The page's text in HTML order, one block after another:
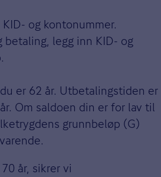
og kontonummer.
legg inn KID- og
er 62 år. Utbetalingstiden er
Om saldoen din er for lav til
grunnbeløp (G)
år, sikrer vi